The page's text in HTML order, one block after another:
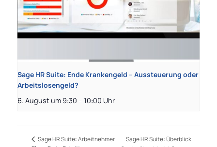
Sage HR Suite: Ende Krankengeld – Aussteuerung oder
Arbeitslosengeld?
6. August um 9:30 - 10:00
Sage HR Suite: Arbeitnehmer
Sage HR Suite: Überblick